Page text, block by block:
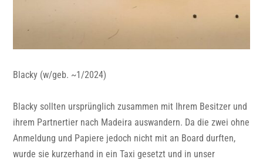
Blacky (w/geb. ~1/2024)
Blacky sollten ursprünglich zusammen mit Ihrem Besitzer und
ihrem Partnertier nach Madeira auswandern. Da die zwei ohne
Anmeldung und Papiere jedoch nicht mit an Board durften,
wurde sie kurzerhand in ein Taxi gesetzt und in unser